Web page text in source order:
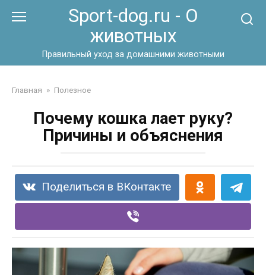
Sport-dog.ru - О
животных
Правильный уход за домашними животными
Главная » Полезное
Почему кошка лает руку?
Причины и объяснения
Поделиться в ВКонтакте